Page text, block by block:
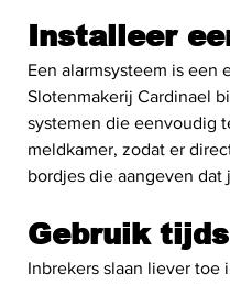
Installeer
Een alarmsysteem is
Slotenmakerij Cardinael
systemen die eenvoudig
meldkamer, zodat er
bordjes die aangeven
Gebruik
Inbrekers slaan liever